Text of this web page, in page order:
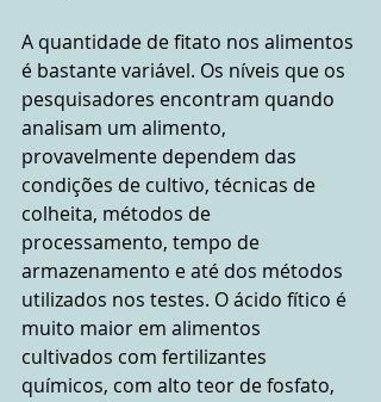
A quantidade de fitato nos alimentos
é bastante variável. Os níveis que os
pesquisadores encontram quando
analisam um alimento,
provavelmente dependem das
condições de cultivo, técnicas de
colheita, métodos de
processamento, tempo de
armazenamento e até dos métodos
utilizados nos testes. O ácido fítico é
muito maior em alimentos
cultivados com fertilizantes
químicos, com alto teor de fosfato,